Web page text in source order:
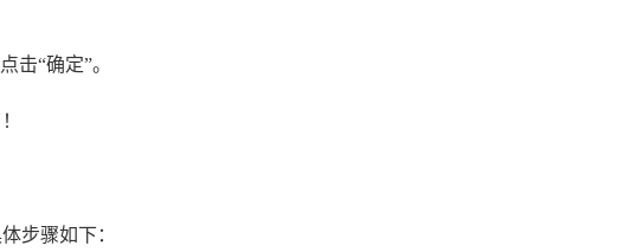
击“确定”。
步骤如下：